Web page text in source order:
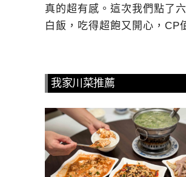
真的超有感。這次我們點了
白飯，吃得超飽又開心，CP
我家川菜推薦